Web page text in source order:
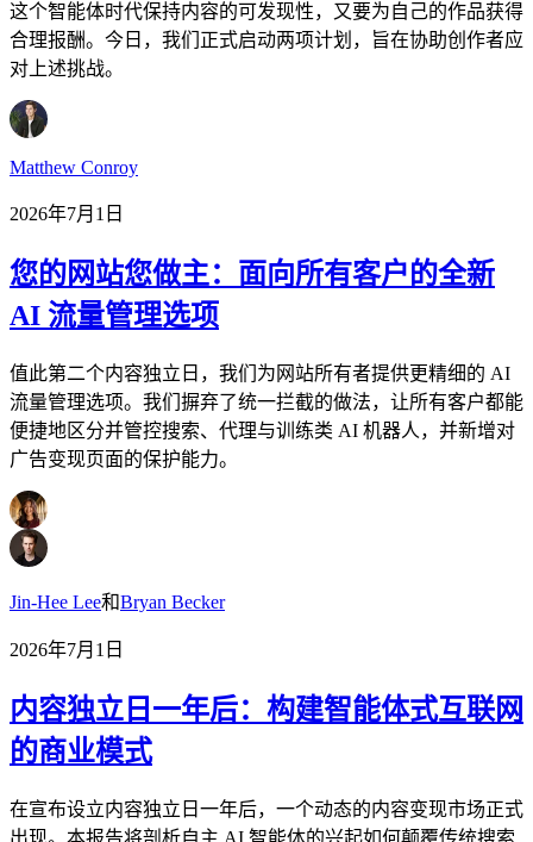
这个智能体时代保持内容的可发现性，又要为自己的作品获得
合理报酬。今日，我们正式启动两项计划，旨在协助创作者应
对上述挑战。
Matthew Conroy
2026年7月1日
您的网站您做主：面向所有客户的全新
AI 流量管理选项
值此第二个内容独立日，我们为网站所有者提供更精细的 AI
流量管理选项。我们摒弃了统一拦截的做法，让所有客户都能
便捷地区分并管控搜索、代理与训练类 AI 机器人，并新增对
广告变现页面的保护能力。
Jin-Hee Lee和Bryan Becker
2026年7月1日
内容独立日一年后：构建智能体式互联网
的商业模式
在宣布设立内容独立日一年后，一个动态的内容变现市场正式
出现。本报告将剖析自主 AI 智能体的兴起如何颠覆传统搜索